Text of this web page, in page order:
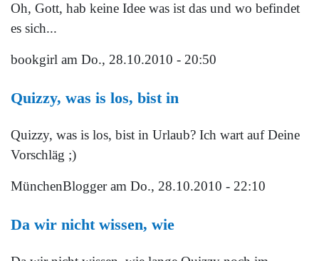
Oh, Gott, hab keine Idee was ist das und wo befindet
es sich...
bookgirl am Do., 28.10.2010 - 20:50
Quizzy, was is los, bist in
Quizzy, was is los, bist in Urlaub? Ich wart auf Deine
Vorschläg ;)
MünchenBloggeram Do., 28.10.2010 - 22:10
Da wir nicht wissen, wie